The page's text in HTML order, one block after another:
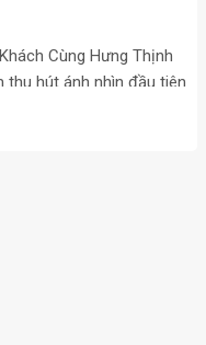
Cùng Hưng Thịnh
hút ánh nhìn đầu tiên